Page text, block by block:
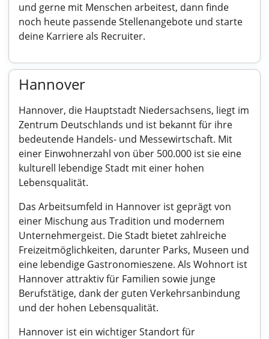
und gerne mit Menschen arbeitest, dann finde
noch heute passende Stellenangebote und starte
deine Karriere als Recruiter.
Hannover
Hannover, die Hauptstadt Niedersachsens, liegt im
Zentrum Deutschlands und ist bekannt für ihre
bedeutende Handels- und Messewirtschaft. Mit
einer Einwohnerzahl von über 500.000 ist sie eine
kulturell lebendige Stadt mit einer hohen
Lebensqualität.
Das Arbeitsumfeld in Hannover ist geprägt von
einer Mischung aus Tradition und modernem
Unternehmergeist. Die Stadt bietet zahlreiche
Freizeitmöglichkeiten, darunter Parks, Museen und
eine lebendige Gastronomieszene. Als Wohnort ist
Hannover attraktiv für Familien sowie junge
Berufstätige, dank der guten Verkehrsanbindung
und der hohen Lebensqualität.
Hannover ist ein wichtiger Standort für